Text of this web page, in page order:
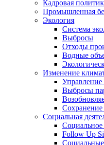
Кадровая
Промышленная
Экология
Система
Выбросы
Отходы
Водные
Изменение
Выбросы
Сохранение
Социальная
Социальное
Follow Up